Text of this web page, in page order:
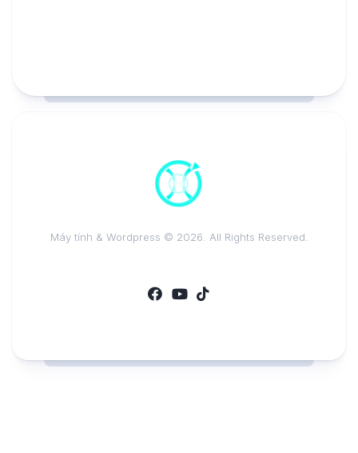
Máy tính & Wordpress © 2026. All Rights Reserved.